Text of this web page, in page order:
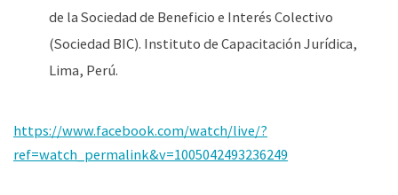
de la Sociedad de Beneficio e Interés Colectivo
(Sociedad BIC). Instituto de Capacitación Jurídica,
Lima, Perú.
https://www.facebook.com/watch/live/?
ref=watch_permalink&v=1005042493236249